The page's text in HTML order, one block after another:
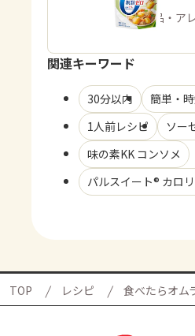
商品・ア
関連キーワード
30分以内 簡単・
1人前レシピ
ソー
味の素KK コンソメ
パルスイート® カロ
TOP レシピ 食べたらオム